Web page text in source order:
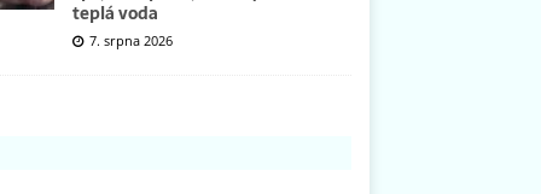
teplá voda
7. srpna 2026